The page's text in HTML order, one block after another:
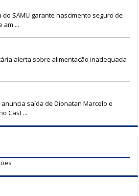
do SAMU garante nascimento seguro de
am ...
alerta sobre alimentação inadequada
saída de Dionatan Marcelo e
Cast ...